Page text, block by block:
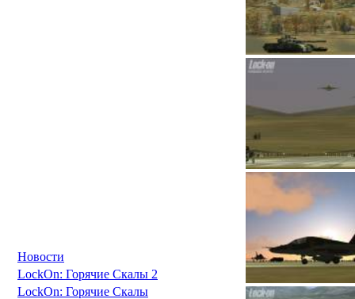
Новости
LockOn: Горячие Скалы 2
LockOn: Горячие Скалы